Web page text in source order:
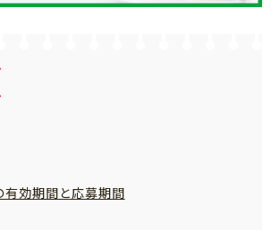
は
って
有効期間と応募期間